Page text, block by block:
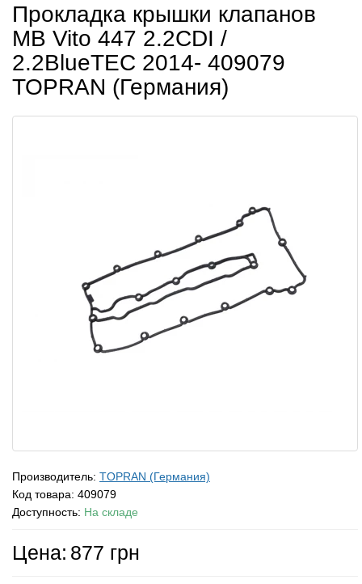
Прокладка крышки клапанов
MB Vito 447 2.2CDI /
2.2BlueTEC 2014- 409079
TOPRAN (Германия)
Производитель: TOPRAN (Германия)
Код товара: 409079
Доступность: На складе
Цена: 877 грн